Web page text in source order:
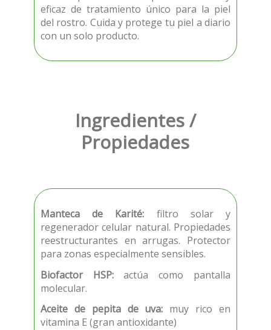
eficaz de tratamiento único para la piel
del rostro. Cuida y protege tu piel a diario
con un solo producto.
Ingredientes /
Propiedades
Manteca de Karité: filtro solar y
regenerador celular natural. Propiedades
reestructurantes en arrugas. Protector
para zonas especialmente sensibles.
Biofactor HSP:actúa como pantalla
molecular.
Aceite de pepita de uva: muy rico en
vitamina E (gran antioxidante)